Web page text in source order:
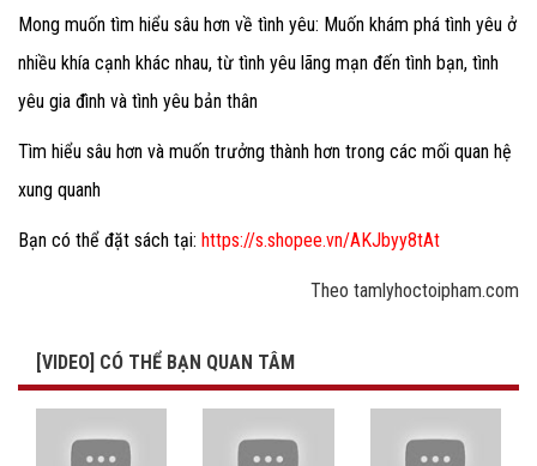
Mong muốn tìm hiểu sâu hơn về tình yêu: Muốn khám phá tình yêu ở
nhiều khía cạnh khác nhau, từ tình yêu lãng mạn đến tình bạn, tình
yêu gia đình và tình yêu bản thân
Tìm hiểu sâu hơn và muốn trưởng thành hơn trong các mối quan hệ
xung quanh
Bạn có thể đặt sách tại: https://s.shopee.vn/AKJbyy8tAt
Theo tamlyhoctoipham.com
[VIDEO] CÓ THỂ BẠN QUAN TÂM